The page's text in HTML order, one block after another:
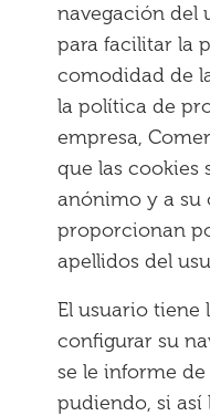
navegación del
para facilitar la
comodidad de
la política de
empresa,
que las cookies
anónimo y a su
proporcionan
apellidos del
El usuario tiene
configurar su
se le informe
pudiendo, si así